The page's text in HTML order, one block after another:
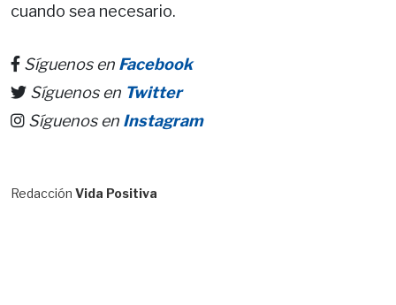
cuando sea necesario.
Síguenos en Facebook
Síguenos en Twitter
Síguenos en Instagram
Redacción Vida Positiva